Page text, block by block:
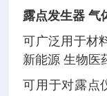
露点发生器 气
可广泛用于材
新能源 生物医
可用于对露点